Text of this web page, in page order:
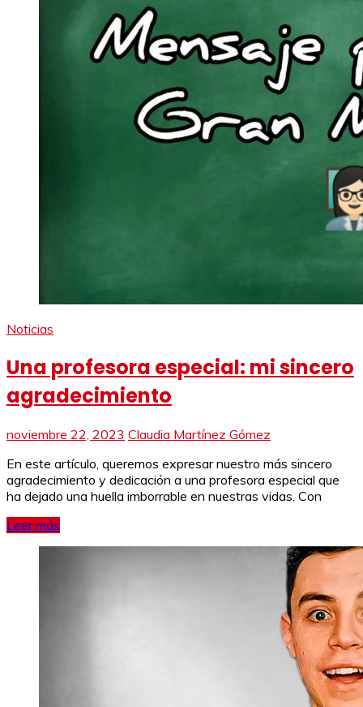
Noticias
Una profesora especial: mi sincero
agradecimiento
noviembre 22, 2023 Claudia Martínez Gómez
En este artículo, queremos expresar nuestro más sincero
agradecimiento y dedicación a una profesora especial que
ha dejado una huella imborrable en nuestras vidas. Con
Leer más